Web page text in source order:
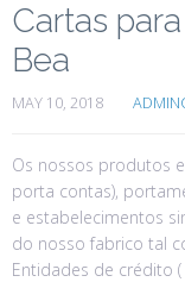
Cartas
Bea
MAY 10, 2018
Os nossos produtos
porta contas),
e estabelecimentos
do nosso fabrico tal
Entidades de crédito